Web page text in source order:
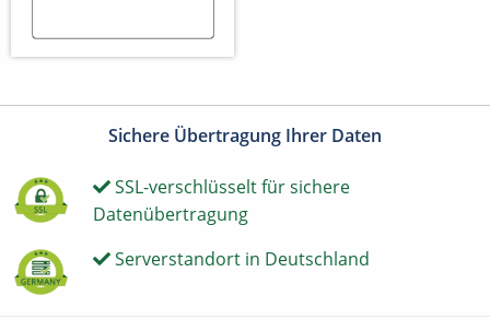
Sichere Übertragung Ihrer Daten
SSL-verschlüsselt für sichere
Datenübertragung
Serverstandort in Deutschland